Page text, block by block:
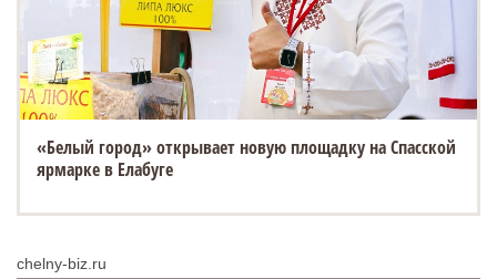
«Белый город» открывает новую площадку на Спасской
ярмарке в Елабуге
chelny-biz.ru